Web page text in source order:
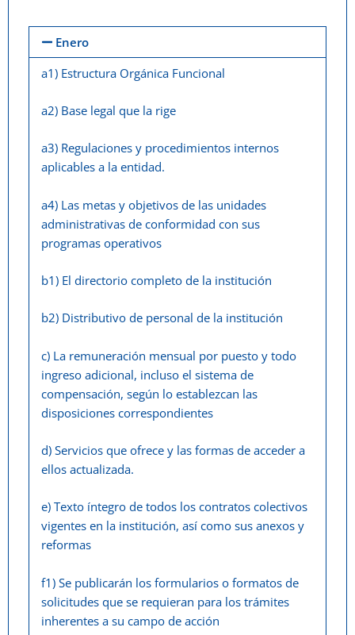
Enero
a1) Estructura Orgánica Funcional
a2) Base legal que la rige
a3) Regulaciones y procedimientos internos
aplicables a la entidad.
a4) Las metas y objetivos de las unidades
administrativas de conformidad con sus
programas operativos
b1) El directorio completo de la institución
b2) Distributivo de personal de la institución
c) La remuneración mensual por puesto y todo
ingreso adicional, incluso el sistema de
compensación, según lo establezcan las
disposiciones correspondientes
d) Servicios que ofrece y las formas de acceder a
ellos actualizada.
e) Texto íntegro de todos los contratos colectivos
vigentes en la institución, así como sus anexos y
reformas
f1) Se publicarán los formularios o formatos de
solicitudes que se requieran para los trámites
inherentes a su campo de acción